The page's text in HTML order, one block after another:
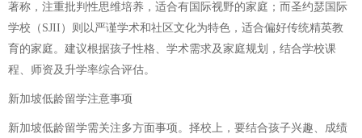
著称，注重批判性思维培养，适合有国际视野的家庭；而圣约瑟国际
学校（SJII）则以严谨学术和社区文化为特色，适合偏好传统精英教
育的家庭。建议根据孩子性格、学术需求及家庭规划，结合学校课
程、师资及升学率综合评估。
新加坡低龄留学注意事项
新加坡低龄留学需关注多方面事项。择校上，要结合孩子兴趣、成绩